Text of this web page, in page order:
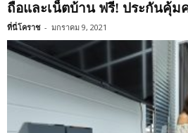
ถือและเน็ตบ้าน ฟรี! ประกันคุ้ม
ที่นี่โคราช - มกราคม 9, 2021